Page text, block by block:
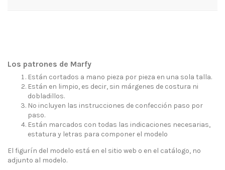
Los patrones de Marfy
Están cortados a mano pieza por pieza en una sola talla.
Están en limpio, es decir, sin márgenes de costura ni
dobladillos.
No incluyen las instrucciones de confección paso por
paso.
Están marcados con todas las indicaciones necesarias,
estatura y letras para componer el modelo
El figurín del modelo está en el sitio web o en el catálogo, no
adjunto al modelo.